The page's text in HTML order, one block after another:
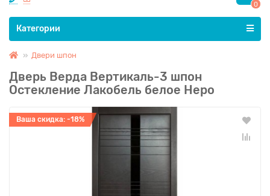
0
Все категории
Категории
Двери шпон
Дверь Верда Вертикаль-3 шпон
Остекление Лакобель белое Неро
Ваша скидка: -18%